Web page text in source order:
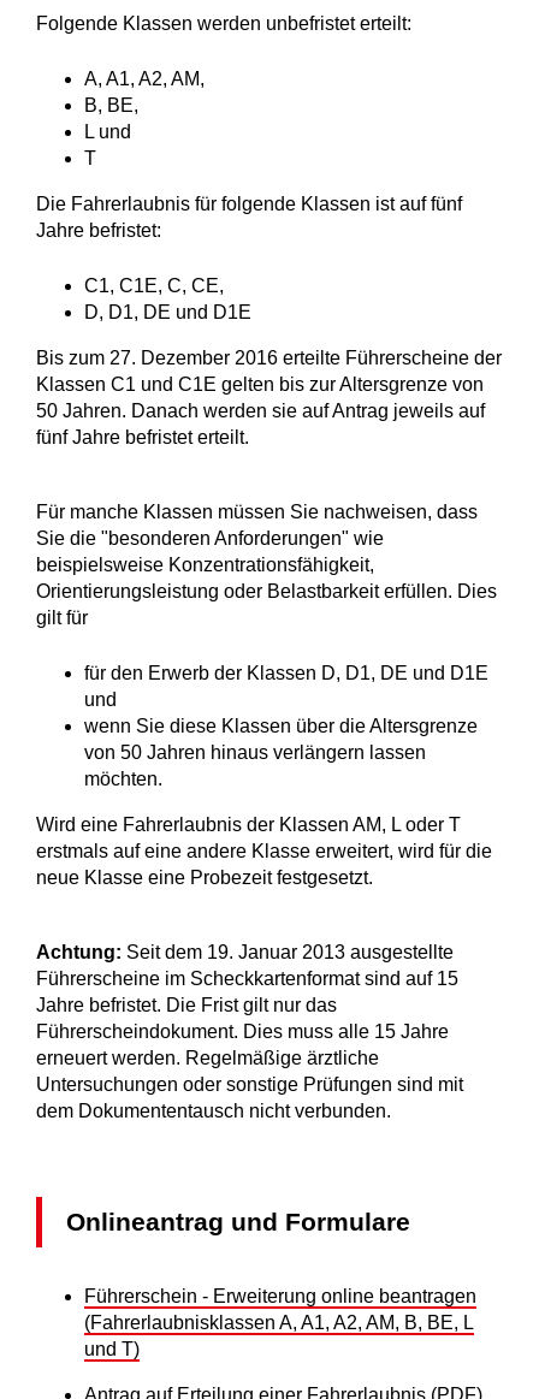
Folgende Klassen werden unbefristet erteilt:
A, A1, A2, AM,
B, BE,
L und
T
Die Fahrerlaubnis für folgende Klassen ist auf fünf
Jahre befristet:
C1, C1E, C, CE,
D, D1, DE und D1E
Bis zum 27. Dezember 2016 erteilte Führerscheine der
Klassen C1 und C1E gelten bis zur Altersgrenze von
50 Jahren. Danach werden sie auf Antrag jeweils auf
fünf Jahre befristet erteilt.
Für manche Klassen müssen Sie nachweisen, dass
Sie die "besonderen Anforderungen" wie
beispielsweise Konzentrationsfähigkeit,
Orientierungsleistung oder Belastbarkeit erfüllen. Dies
gilt für
für den Erwerb der Klassen D, D1, DE und D1E
und
wenn Sie diese Klassen über die Altersgrenze
von 50 Jahren hinaus verlängern lassen
möchten.
Wird eine Fahrerlaubnis der Klassen AM, L oder T
erstmals auf eine andere Klasse erweitert, wird für die
neue Klasse eine Probezeit festgesetzt.
Achtung: Seit dem 19. Januar 2013 ausgestellte
Führerscheine im Scheckkartenformat sind auf 15
Jahre befristet. Die Frist gilt nur das
Führerscheindokument. Dies muss alle 15 Jahre
erneuert werden. Regelmäßige ärztliche
Untersuchungen oder sonstige Prüfungen sind mit
dem Dokumententausch nicht verbunden.
Onlineantrag und Formulare
Führerschein - Erweiterung online beantragen
(Fahrerlaubnisklassen A, A1, A2, AM, B, BE, L
und T)